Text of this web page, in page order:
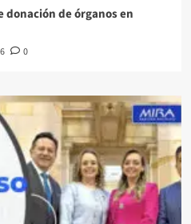
donación de órganos en
0